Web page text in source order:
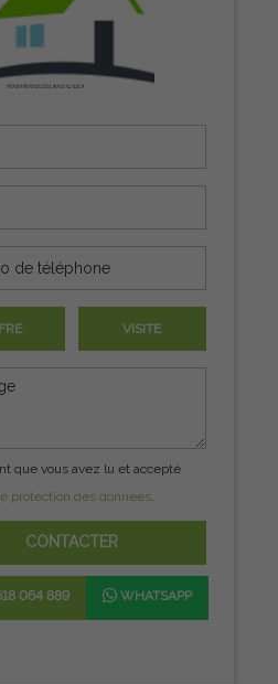
VISITE
que vous avez lu et accepté
protection des données
CONTACTER
064 889 WHATSAPP